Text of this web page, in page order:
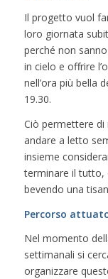
Il progetto vuol
loro giornata
perché non
in cielo e offrire
nell’ora più bella
19.30.
Ciò permettere
andare a letto
insieme
terminare il tutto,
bevendo una
Percorso
Nel momento
settimanali si
organizzare